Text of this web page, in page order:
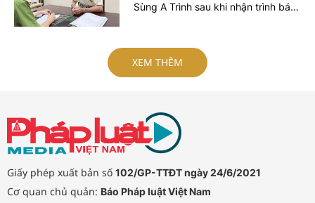
Sùng A Trình sau khi nhận trình báo
XEM THÊM
Giấy phép xuất bản số 102/GP-TTĐT ngày 24/6/2021
Cơ quan chủ quản: Báo Pháp luật Việt Nam